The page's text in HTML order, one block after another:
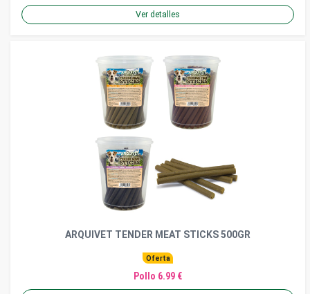
Ver detalles
ARQUIVET TENDER MEAT STICKS 500GR
Oferta
Pollo 6.99 €